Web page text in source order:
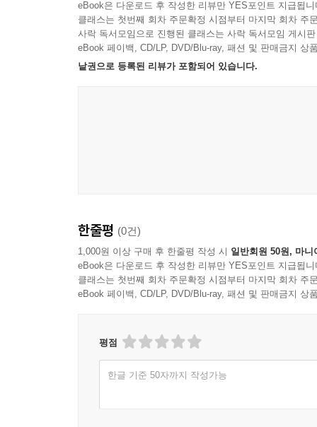
3단원 주거 환경
4단원 외모와 성격
『새 이화 한국어 Workbook 2-2』
머리말
Workbook 구성표
7단원 쇼핑
8단원 초대와 방문
eBook은 다운로드 후 작성한 리뷰만 YES포인트 지급됩니
클래스는 첫번째 회차 주문확정 시점부터 마지막 회차 주
사락 독서모임으로 진행된 클래스는 사락 독서모임 게시
eBook 페이백, CD/LP, DVD/Blu-ray, 패션 및 판매금지 상
낱권으로 등록된 리뷰가 포함되어 있습니다.
한줄평 (0건)
1,000원 이상 구매 후 한줄평 작성 시 일반회원 50원, 마니
eBook은 다운로드 후 작성한 리뷰만 YES포인트 지급됩니
클래스는 첫번째 회차 주문확정 시점부터 마지막 회차 주
eBook 페이백, CD/LP, DVD/Blu-ray, 패션 및 판매금지 상
평점
한글 기준 50자까지 작성가능